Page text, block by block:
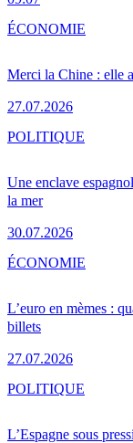
Merci la Chine : elle
27.07.2026
ÉCONOMIE
Une enclave
la mer
30.07.2026
POLITIQUE
L’euro en mèmes :
billets
27.07.2026
ÉCONOMIE
L’Espagne sous
POLITIQUE